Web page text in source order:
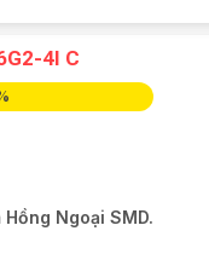
4I C
Ngoại SMD.